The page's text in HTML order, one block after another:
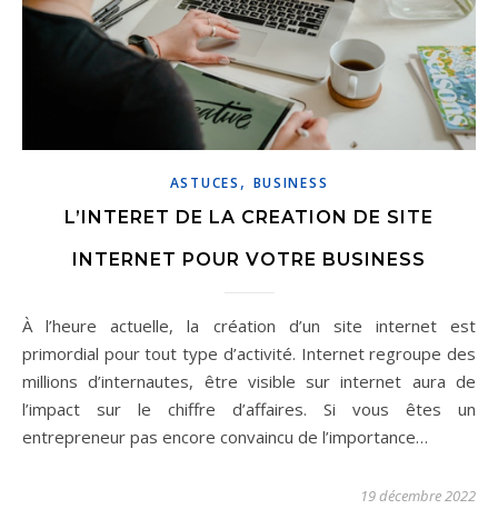
ASTUCES , BUSINESS
L’INTERET DE LA CREATION DE SITE
INTERNET POUR VOTRE BUSINESS
À l’heure actuelle, la création d’un site internet est
primordial pour tout type d’activité. Internet regroupe des
millions d’internautes, être visible sur internet aura de
l’impact sur le chiffre d’affaires. Si vous êtes un
entrepreneur pas encore convaincu de l’importance…
19 décembre 2022